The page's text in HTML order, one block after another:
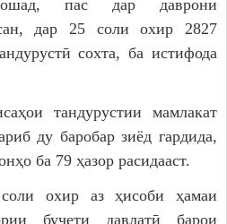
пас дар даврони
дар 25 соли охир 2827
сохта, ба истифода
тандурустии мамлакат
ду баробар зиёд гардида,
ба 79 ҳазор расидааст.
охир аз ҳисоби ҳамаи
буҷети давлатӣ барои